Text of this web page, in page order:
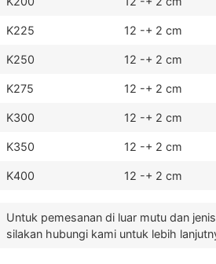
K225 12 -+ 2 cm
K250 12 -+ 2 cm
K275 12 -+ 2 cm
K300 12 -+ 2 cm
K350 12 -+ 2 cm
K400 12 -+ 2 cm
Untuk pemesanan di luar mutu dan
silakan hubungi kami untuk lebih